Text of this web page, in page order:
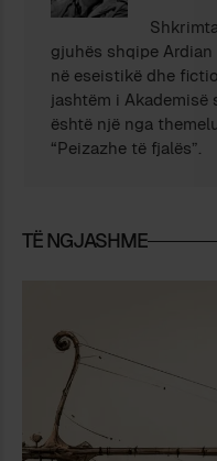
gjuhës shqipe
në eseistikë dhe
jashtëm i Akademisë
është një nga
“Peizazhe të fjalës”.
TË NGJASHME